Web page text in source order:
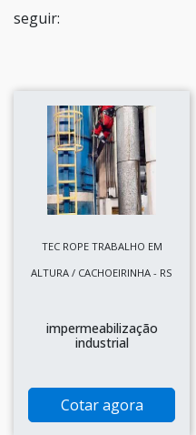
seguir:
TEC ROPE TRABALHO EM
ALTURA / CACHOEIRINHA - RS
impermeabilização
industrial
Cotar agora